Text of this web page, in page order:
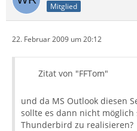
Mitglied
22. Februar 2009 um 20:12
Zitat von "FFTom"
und da MS Outlook diesen
sollte es dann nicht möglich
Thunderbird zu realisieren?